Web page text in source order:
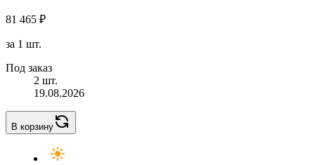
81 465 ₽
за 1 шт.
Под заказ
2 шт.
19.08.2026
В корзину